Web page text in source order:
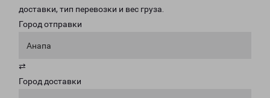
доставки, тип перевозки и вес груза.
Город отправки
Анапа
⇄
Город доставки